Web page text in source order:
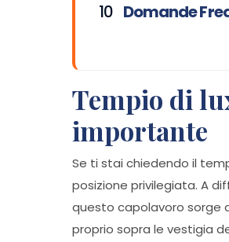
Domande
Tempio di
importante
Se ti stai chiedendo il
posizione privilegiata. A
questo capolavoro sorge
proprio sopra le vestigia